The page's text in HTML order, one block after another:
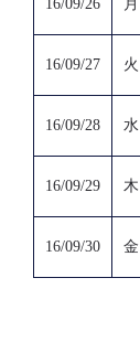
16/09/26 月
16/09/27 火
16/09/28 水
16/09/29 木
16/09/30 金